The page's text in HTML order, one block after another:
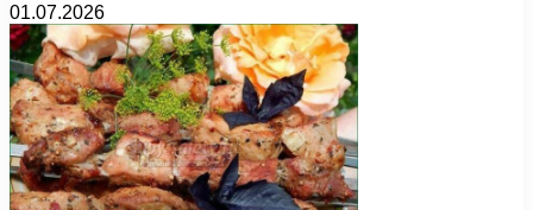
01.07.2026